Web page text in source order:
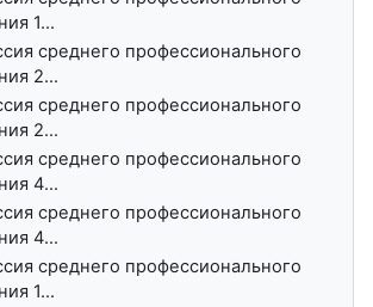
1...
среднего профессионального
2...
среднего профессионального
2...
среднего профессионального
4...
среднего профессионального
4...
среднего профессионального
1...